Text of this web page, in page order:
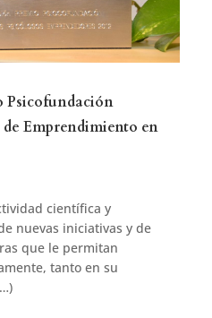
Psicofundación
Emprendimiento en
científica y
nuevas iniciativas y de
que le permitan
tanto en su